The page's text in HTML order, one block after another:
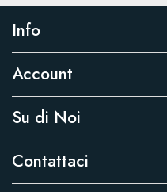
Info
Account
Su di Noi
Contattaci